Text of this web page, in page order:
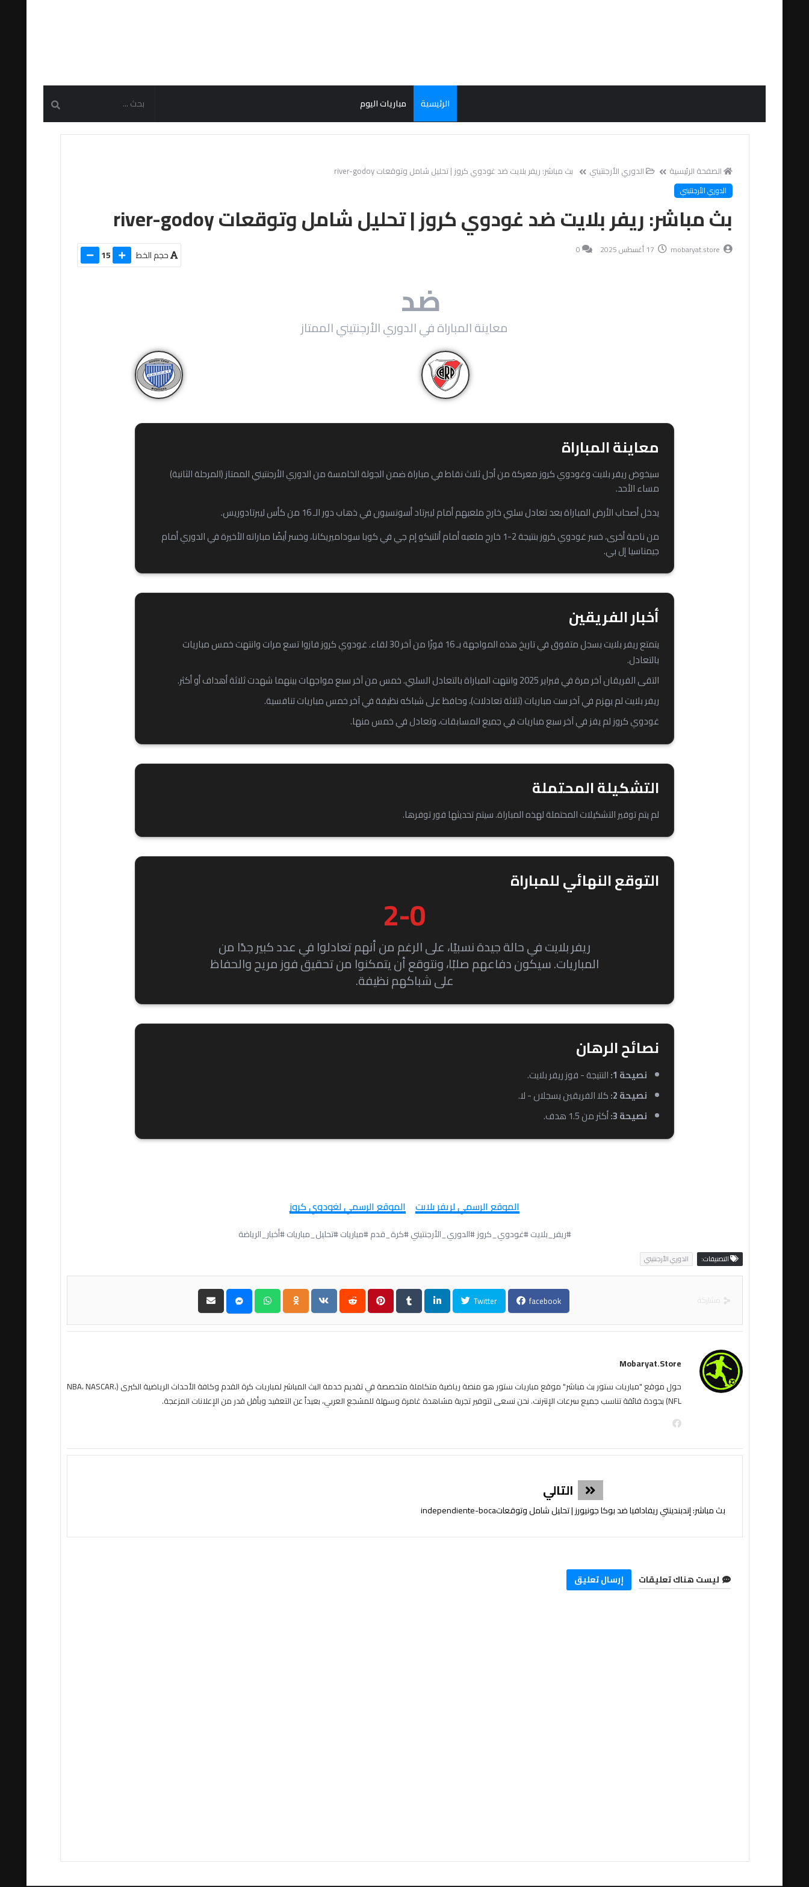
الرئيسية مباريات اليوم
الصفحة الرئيسية الدوري الأرجنتيني بث مباشر: ريفر بلايت ضد غودوي كروز | تحليل شامل وتوقعات river-godoy
الدوري الأرجنتيني
بث مباشر: ريفر بلايت ضد غودوي كروز | تحليل شامل وتوقعات river-godoy
mobaryat.store
0 حجم الخط 15
ضد
معاينة المباراة في الدوري الأرجنتيني الممتاز
معاينة المباراة
سيخوض ريفر بلايت وغودوي كروز معركة من أجل ثلاث نقاط في مباراة ضمن الجولة الخامسة من الدوري الأرجنتيني الممتاز (المرحلة الثانية)
مساء الأحد.
يدخل أصحاب الأرض المباراة بعد تعادل سلبي خارج ملعبهم أمام ليبرتاد أسونسيون في ذهاب دور الـ 16 من كأس ليبرتادوريس.
من ناحية أخرى، خسر غودوي كروز بنتيجة 2-1 خارج ملعبه أمام أتلتيكو إم جي في كوبا سوداميريكانا، وخسر أيضًا مباراته الأخيرة في الدوري أمام
جيمناسيا إل بي.
أخبار الفريقين
يتمتع ريفر بلايت بسجل متفوق في تاريخ هذه المواجهة بـ 16 فوزًا من آخر 30 لقاء. غودوي كروز فازوا تسع مرات وانتهت خمس مباريات
بالتعادل.
التقى الفريقان آخر مرة في فبراير 2025 وانتهت المباراة بالتعادل السلبي. خمس من آخر سبع مواجهات بينهما شهدت ثلاثة أهداف أو أكثر.
ريفر بلايت لم يهزم في آخر ست مباريات (ثلاثة تعادلات)، وحافظ على شباكه نظيفة في آخر خمس مباريات تنافسية.
غودوي كروز لم يفز في آخر سبع مباريات في جميع المسابقات، وتعادل في خمس منها.
التشكيلة المحتملة
لم يتم توفير التشكيلات المحتملة لهذه المباراة. سيتم تحديثها فور توفرها.
التوقع النهائي للمباراة
2-0
ريفر بلايت في حالة جيدة نسبيًا، على الرغم من أنهم تعادلوا في عدد كبير جدًا من
المباريات. سيكون دفاعهم صلبًا، ونتوقع أن يتمكنوا من تحقيق فوز مريح والحفاظ
على شباكهم نظيفة.
نصائح الرهان
نصيحة 1:
النتيجة - فوز ريفر بلايت.
نصيحة 2:
كلا الفريقين يسجلان - لا.
نصيحة 3:
أكثر من 1.5 هدف.
الموقع الرسمي لريفر بلايت الموقع الرسمي لغودوي كروز
#ريفر_بلايت #غودوي_كروز #الدوري_الأرجنتيني #كرة_قدم #مباريات #تحليل_مباريات #أخبار_الرياضة
التصنيفات: الدوري الأرجنتيني
مشاركة facebook
Twitter
Mobaryat.store
حول موقع "مباريات ستور بث مباشر" موقع مباريات ستور هو منصة رياضية متكاملة متخصصة في تقديم خدمة البث المباشر لمباريات كرة القدم وكافة الأحداث الرياضية الكبرى (NBA، NASCAR،
NFL) بجودة فائقة تناسب جميع سرعات الإنترنت. نحن نسعى لتوفير تجربة مشاهدة غامرة وسهلة للمشجع العربي، بعيداً عن التعقيد وبأقل قدر من الإعلانات المزعجة.
التالي
بث مباشر: إندبندينتي ريفادافيا ضد بوكا جونيورز | تحليل شامل وتوقعاتindependiente-boca
ليست هناك تعليقات إرسال تعليق